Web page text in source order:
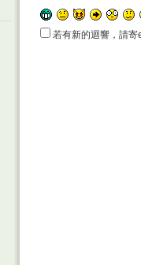
若有新的迴響，請